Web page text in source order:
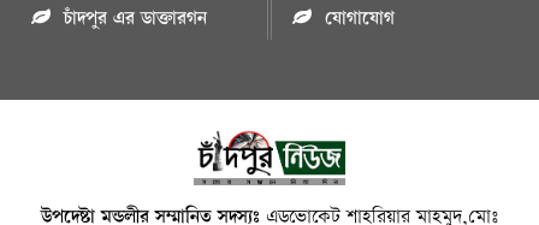
চাঁদপুর এর ডাক্তারগন
যোগাযোগ
উপদেষ্টা মন্ডলীর সম্মানিত সদস্যঃ এডভোকেট শাহরিয়ার মাহমুদ,মোঃ